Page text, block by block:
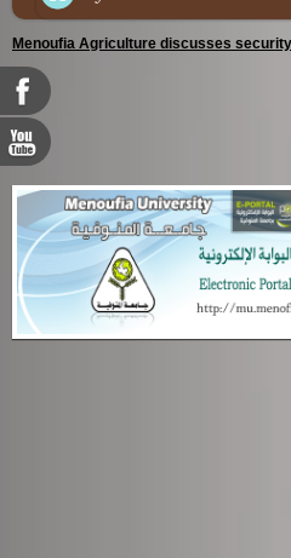
Menoufia Agriculture discusses